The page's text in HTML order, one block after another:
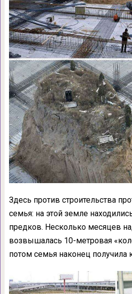
Здесь против строительства
семья: на этой земле
предков. Несколько месяцев
возвышалась 10-метровая
потом семья наконец получила